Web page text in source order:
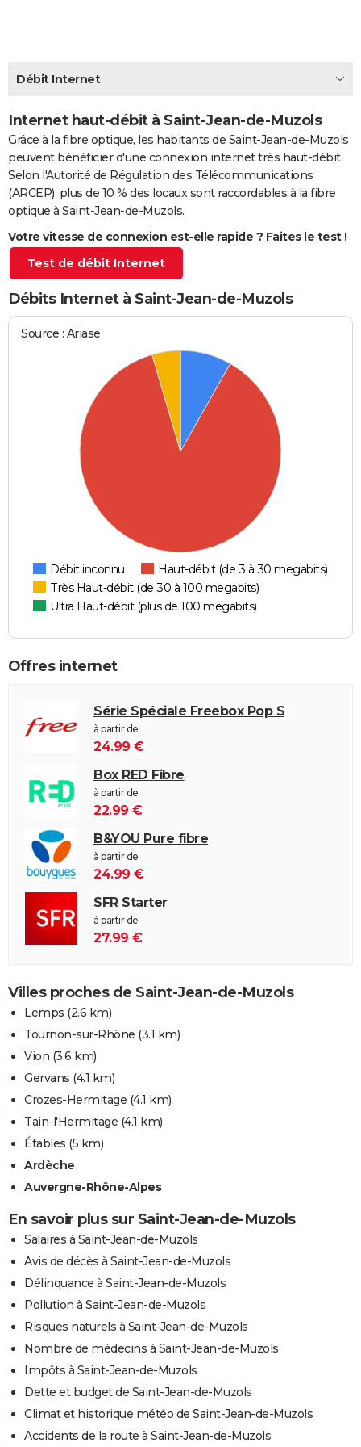
BONS PLANS
CARTE DE VOEUX
Carte de Noël
Carte Bonne année
Carte Saint-Valentin
Carte Pâques
Carte d'anniversaire
DICTIONNAIRE
Dictionnaire
Biographies
Citations
Expressions
Proverbes
PROGRAMME TV
COPAINS D'AVANT
S'inscrire
Se connecter
Lycées
Collèges
Primaires
Universités
Entreprises
Service militaire
Avis de recherche
AVIS DE DÉCÈS
FORUM
Débit Internet
Internet haut-débit à Saint-Jean-de-Muzols
Grâce à la fibre optique, les habitants de Saint-Jean-de-Muzols
peuvent bénéficier d'une connexion internet très haut-débit.
Selon l'Autorité de Régulation des Télécommunications
(ARCEP), plus de 10 % des locaux sont raccordables à la fibre
optique à Saint-Jean-de-Muzols.
Votre vitesse de connexion est-elle rapide ? Faites le test !
Test de débit Internet
Débits Internet à Saint-Jean-de-Muzols
Source : Ariase
Débit inconnu
Haut-débit (de 3 à 30 megabits)
Très Haut-débit (de 30 à 100 megabits)
Ultra Haut-débit (plus de 100 megabits)
Offres internet
Série Spéciale Freebox Pop S
à partir de
24.99 €
Box RED Fibre
à partir de
22.99 €
B&YOU Pure fibre
à partir de
24.99 €
SFR Starter
à partir de
27.99 €
Villes proches de Saint-Jean-de-Muzols
Lemps (2.6 km)
Tournon-sur-Rhône (3.1 km)
Vion (3.6 km)
Gervans (4.1 km)
Crozes-Hermitage (4.1 km)
Tain-l'Hermitage (4.1 km)
Étables (5 km)
Ardèche
Auvergne-Rhône-Alpes
En savoir plus sur Saint-Jean-de-Muzols
Salaires à Saint-Jean-de-Muzols
Avis de décès à Saint-Jean-de-Muzols
Délinquance à Saint-Jean-de-Muzols
Pollution à Saint-Jean-de-Muzols
Risques naturels à Saint-Jean-de-Muzols
Nombre de médecins à Saint-Jean-de-Muzols
Impôts à Saint-Jean-de-Muzols
Dette et budget de Saint-Jean-de-Muzols
Climat et historique météo de Saint-Jean-de-Muzols
Accidents de la route à Saint-Jean-de-Muzols